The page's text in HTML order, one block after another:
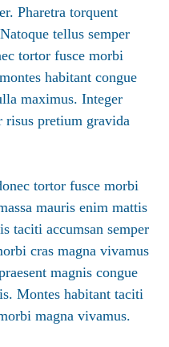
Pharetra torquent
tellus semper
tortor fusce morbi
habitant congue
maximus. Integer
risus pretium gravida
tortor fusce morbi
mauris enim mattis
taciti accumsan semper
cras magna vivamus
magnis congue
Montes habitant taciti
magna vivamus.